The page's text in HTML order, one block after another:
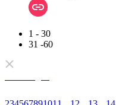
1 - 30
31 -60